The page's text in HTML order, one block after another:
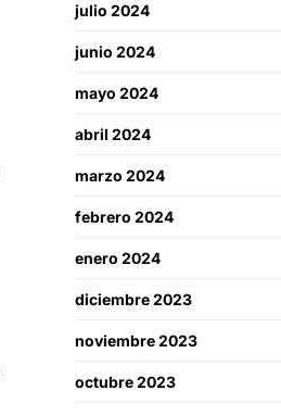
julio 2024
junio 2024
mayo 2024
abril 2024
marzo 2024
febrero 2024
enero 2024
diciembre 2023
noviembre 2023
octubre 2023